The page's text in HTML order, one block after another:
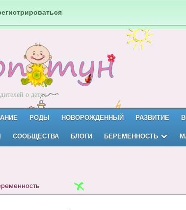
о детях
РОДЫ НОВОРОЖДЕННЫЙ РАЗВИТИЕ
СООБЩЕСТВА БЛОГИ БЕРЕМЕННОСТЬ